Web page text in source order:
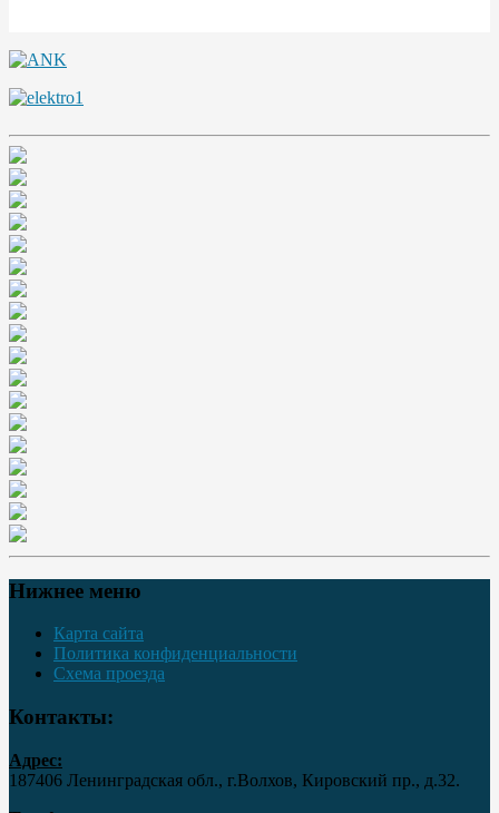
Нижнее меню
Карта сайта
Политика конфиденциальности
Схема проезда
Контакты:
Адрес:
187406 Ленинградская обл., г.Волхов, Кировский пр., д.32.